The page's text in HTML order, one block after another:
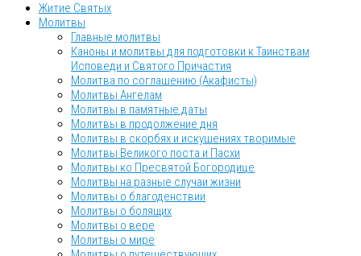
Житие Святых
Молитвы
Главные молитвы
Каноны и молитвы для подготовки к Таинствам
Исповеди и Святого Причастия
Молитва по соглашению (Акафисты)
Молитвы Ангелам
Молитвы в памятные даты
Молитвы в продолжение дня
Молитвы в скорбях и искушениях творимые
Молитвы Великого поста и Пасхи
Молитвы ко Пресвятой Богородице
Молитвы на разные случаи жизни
Молитвы о благоденствии
Молитвы о болящих
Молитвы о вере
Молитвы о мире